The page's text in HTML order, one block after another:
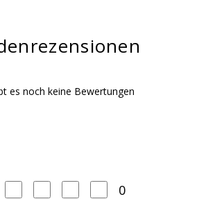
es noch keine Bewertungen
0